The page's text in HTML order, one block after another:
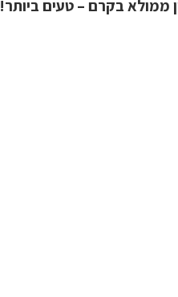
ממולא בקרם – טעים ביותר!